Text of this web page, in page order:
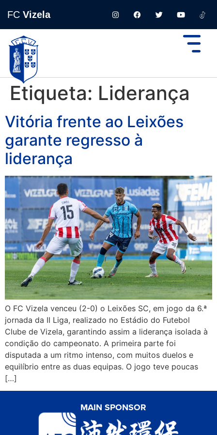
FC Vizela
Etiqueta: Liderança
Vitória frente ao Leixões
garante regresso à
liderança
O FC Vizela venceu (2-0) o Leixões SC, em jogo da 6.ª
jornada da II Liga, realizado no Estádio do Futebol
Clube de Vizela, garantindo assim a liderança isolada à
condição do campeonato. A primeira parte foi
disputada a um ritmo intenso, com muitos duelos e
equilíbrio entre as duas equipas. O jogo teve poucas
[…]
MAIN SPONSOR